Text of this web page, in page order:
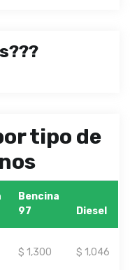
tipo de
Bencina
97
Diesel
$ 1,300 $ 1,046